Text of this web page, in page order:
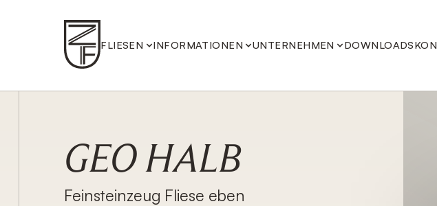
FLIESEN INFORMATIONEN UNTERNEHMEN DOWNLOADS
GEO HALB
Feinsteinzeug Fliese eben